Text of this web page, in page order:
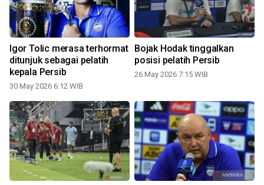
Igor Tolic merasa terhormat
ditunjuk sebagai pelatih
kepala Persib
30 May 2026 6:12 WIB
Bojak Hodak tinggalkan
posisi pelatih Persib
26 May 2026 7:15 WIB